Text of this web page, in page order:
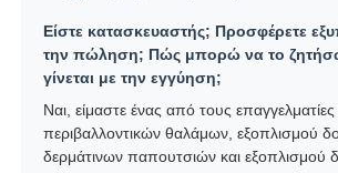
Είστε κατασκευαστής; Προσφέρετε
την πώληση; Πώς μπορώ να το
γίνεται με την εγγύηση;
Ναι, είμαστε ένας από τους
περιβαλλοντικών θαλάμων, εξοπλισμού
δερμάτινων παπουτσιών και εξοπλισμού